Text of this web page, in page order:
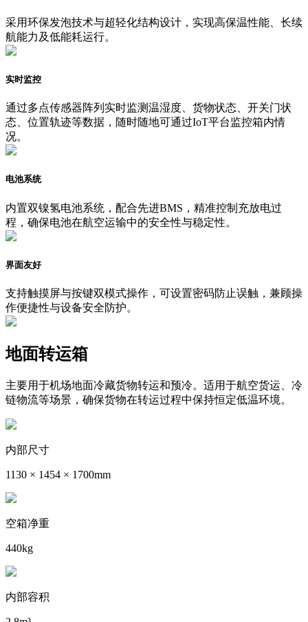
采用环保发泡技术与超轻化结构设计，实现高保温性能、长续
航能力及低能耗运行。
实时监控
通过多点传感器阵列实时监测温湿度、货物状态、开关门状
态、位置轨迹等数据，随时随地可通过IoT平台监控箱内情
况。
电池系统
内置双镍氢电池系统，配合先进BMS，精准控制充放电过
程，确保电池在航空运输中的安全性与稳定性。
界面友好
支持触摸屏与按键双模式操作，可设置密码防止误触，兼顾操
作便捷性与设备安全防护。
地面转运箱
主要用于机场地面冷藏货物转运和预冷。适用于航空货运、冷
链物流等场景，确保货物在转运过程中保持恒定低温环境。
内部尺寸
1130 × 1454 × 1700mm
空箱净重
440kg
内部容积